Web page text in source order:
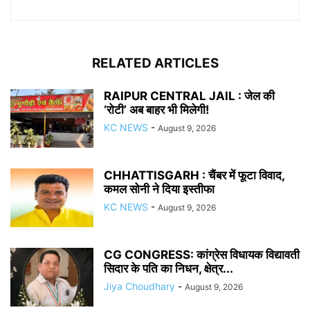
RELATED ARTICLES
RAIPUR CENTRAL JAIL : जेल की
‘रोटी’ अब बाहर भी मिलेगी!
KC NEWS - August 9, 2026
CHHATTISGARH : चैंबर में फूटा विवाद,
कमल सोनी ने दिया इस्तीफा
KC NEWS - August 9, 2026
CG CONGRESS: कांग्रेस विधायक विद्यावती
सिदार के पति का निधन, क्षेत्र...
Jiya Choudhary - August 9, 2026